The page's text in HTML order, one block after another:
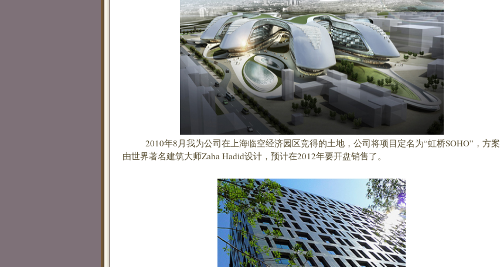
2010年8月我为公司在上海临空经济园区竞得的土地，公司将项目定名为“虹桥SOHO”，方案
由世界著名建筑大师Zaha Hadid设计，预计在2012年要开盘销售了。